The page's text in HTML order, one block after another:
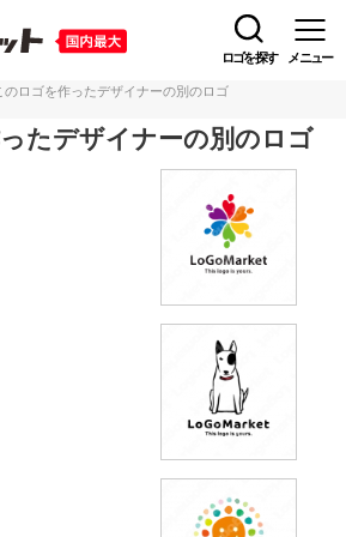
ロゴを探す メニュー
のロゴを作ったデザイナーの別のロゴ
たデザイナーの別のロゴ